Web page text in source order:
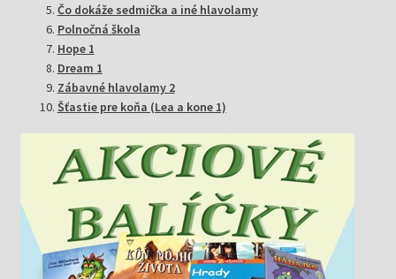
Čo dokáže sedmička a iné hlavolamy
Polnočná škola
Hope 1
Dream 1
Zábavné hlavolamy 2
Šťastie pre koňa (Lea a kone 1)